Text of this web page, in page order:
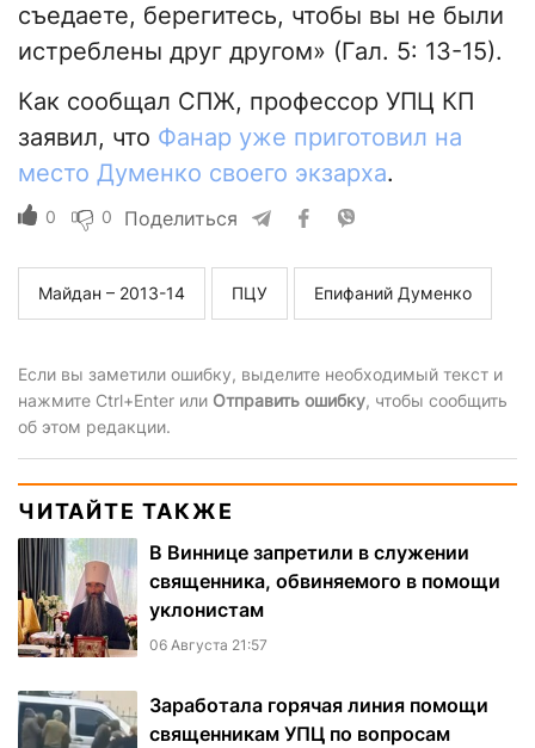
съедаете, берегитесь, чтобы вы не были
истреблены друг другом» (Гал. 5: 13-15).
Как сообщал СПЖ, профессор УПЦ КП
заявил, что Фанар уже приготовил на
место Думенко своего экзарха.
0 0 Поделиться
Майдан – 2013-14 ПЦУ Епифаний Думенко
Если вы заметили ошибку, выделите необходимый текст и
нажмите Ctrl+Enter или Отправить ошибку, чтобы сообщить
об этом редакции.
ЧИТАЙТЕ ТАКЖЕ
В Виннице запретили в служении
священника, обвиняемого в помощи
уклонистам
06 Августа 21:57
Заработала горячая линия помощи
священникам УПЦ по вопросам